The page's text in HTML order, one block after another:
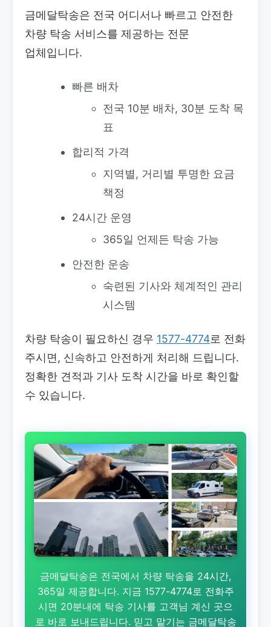
금메달탁송은 전국 어디서나 빠르고 안전한
차량 탁송 서비스를 제공하는 전문
업체입니다.
빠른 배차
전국 10분 배차, 30분 도착 목
표
합리적 가격
지역별, 거리별 투명한 요금
책정
24시간 운영
365일 언제든 탁송 가능
안전한 운송
숙련된 기사와 체계적인 관리
시스템
차량 탁송이 필요하신 경우 1577-4774로 전화
주시면, 신속하고 안전하게 처리해 드립니다.
정확한 견적과 기사 도착 시간을 바로 확인할
수 있습니다.
금메달탁송은 전국에서 차량 탁송을 24시간,
365일 제공합니다. 지금 1577-4774로 전화주
시면 20분내에 탁송 기사를 고객님 계신 곳으
로 바로 보내드립니다. 믿고 맡기는 금메달탁송